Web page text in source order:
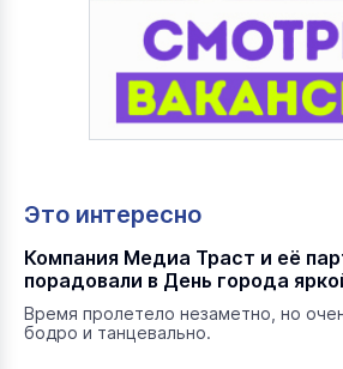
Это интересно
Компания Медиа Траст и её
порадовали в День города
Время пролетело незаметно, но
бодро и танцевально.